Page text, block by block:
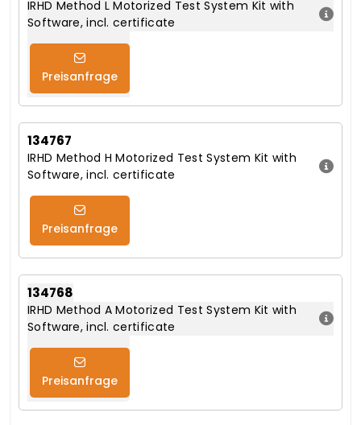
IRHD Method L Motorized Test System Kit with
Software, incl. certificate
Preisanfrage
134767
IRHD Method H Motorized Test System Kit with
Software, incl. certificate
Preisanfrage
134768
IRHD Method A Motorized Test System Kit with
Software, incl. certificate
Preisanfrage